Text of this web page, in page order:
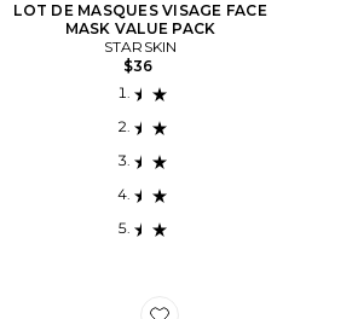
LOT DE MASQUES VISAGE FACE
MASK VALUE PACK
STARSKIN
$36